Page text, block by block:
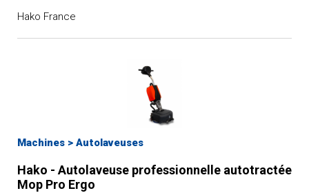
Hako France
Machines > Autolaveuses
Hako - Autolaveuse professionnelle autotractée
Mop Pro Ergo